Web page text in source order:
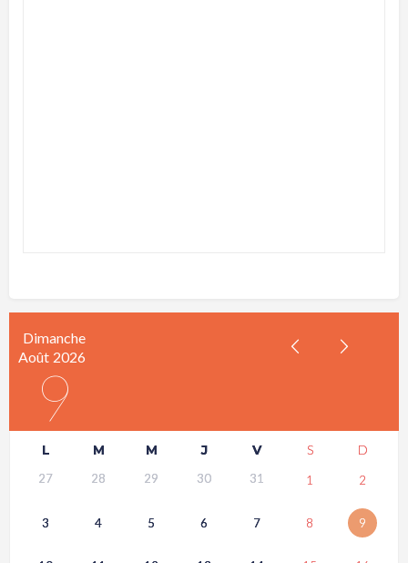
Dimanche
Août 2026
9
L M M J V S D
27 28 29 30 31 1 2
3 4 5 6 7 8 9